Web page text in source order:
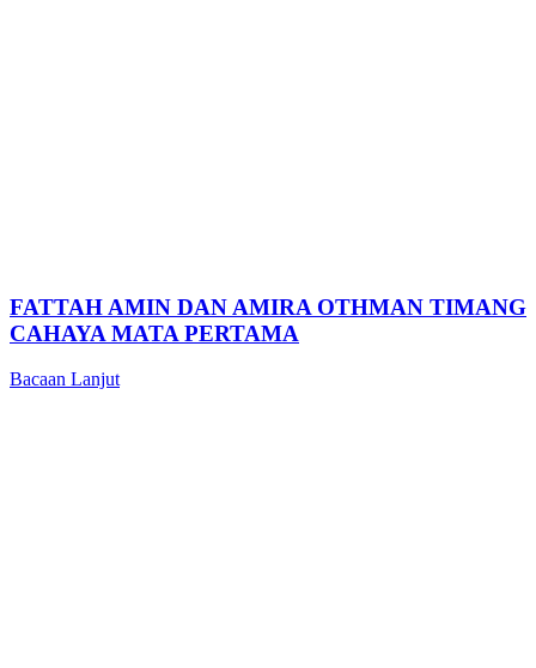
FATTAH AMIN DAN AMIRA OTHMAN TIMANG
CAHAYA MATA PERTAMA
Bacaan Lanjut